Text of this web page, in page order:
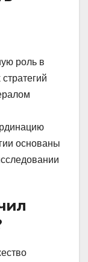
роль в
основаны